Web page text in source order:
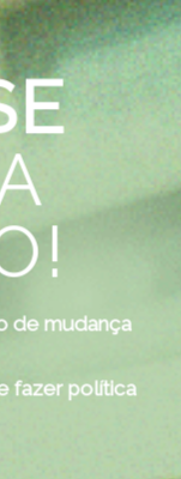
de mudança
fazer política